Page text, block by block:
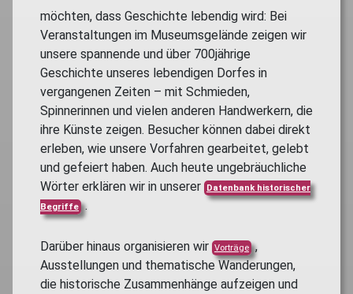
möchten, dass Geschichte lebendig wird: Bei
Veranstaltungen im Museumsgelände zeigen wir
unsere spannende und über 700jährige
Geschichte unseres lebendigen Dorfes in
vergangenen Zeiten – mit Schmieden,
Spinnerinnen und vielen anderen Handwerkern, die
ihre Künste zeigen. Besucher können dabei direkt
erleben, wie unsere Vorfahren gearbeitet, gelebt
und gefeiert haben. Auch heute ungebräuchliche
Wörter erklären wir in unserer
Datenbank historischer
Begriffe
.
Darüber hinaus organisieren wir Vorträge
,
Ausstellungen und thematische Wanderungen,
die historische Zusammenhänge aufzeigen und